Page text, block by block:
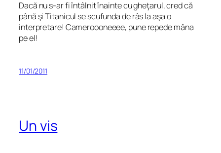
Dacă nu s-ar fi întâlnit înainte cu gheţarul, cred că
până şi Titanicul se scufunda de râs la aşa o
interpretare! Cameroooneeee, pune repede mâna
pe el!
11/01/2011
Un vis